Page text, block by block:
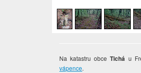
Na katastru obce Tichá u
vápence.